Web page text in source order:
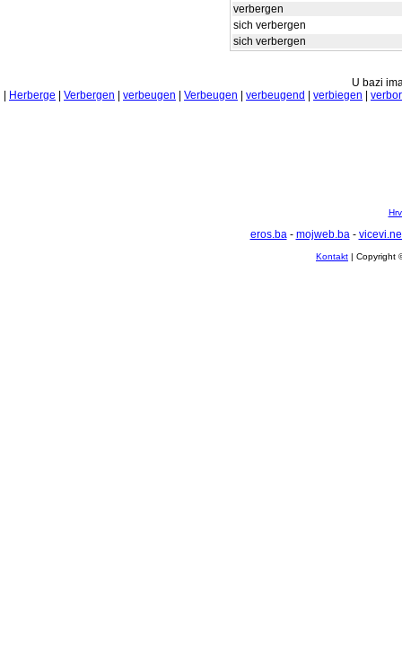
verbergen
sich verbergen
sich verbergen
U bazi
Herberge Verbergen verbeugen Verbeugen verbeugend verbiegen
eros.ba- mojweb.ba-
Kontakt | Copyright